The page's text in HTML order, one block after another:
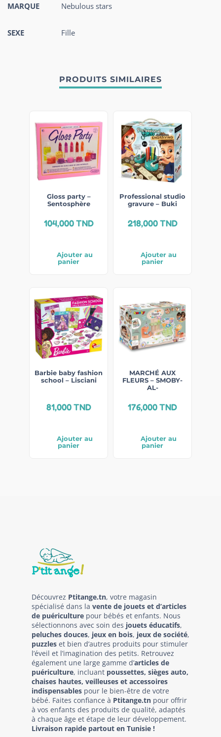
MARQUE Nebulous stars
SEXE Fille
PRODUITS SIMILAIRES
Gloss party –
Sentosphère
104,000TND
Ajouter au
panier
Professional studio
gravure – Buki
218,000TND
Ajouter au
panier
Barbie baby fashion
school – Lisciani
81,000TND
Ajouter au
panier
MARCHÉ AUX
FLEURS – SMOBY-
AL-
176,000TND
Ajouter au
panier
Découvrez Ptitange.tn, votre magasin
spécialisé dans la vente de jouets et d’articles
de puériculture pour bébés et enfants. Nous
sélectionnons avec soin des jouets éducatifs,
peluches douces, jeux en bois, jeux de société,
puzzles et bien d’autres produits pour stimuler
l’éveil et l’imagination des petits. Retrouvez
également une large gamme d’articles de
puériculture, incluant poussettes, sièges auto,
chaises hautes, veilleuses et accessoires
indispensables pour le bien-être de votre
bébé. Faites confiance à Ptitange.tn pour offrir
à vos enfants des produits de qualité, adaptés
à chaque âge et étape de leur développement.
Livraison rapide partout en Tunisie !